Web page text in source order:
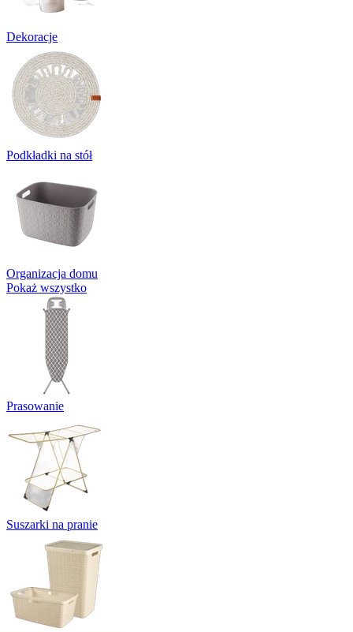
Dekoracje
Podkładki na stół
Organizacja domu
Pokaż wszystko
Prasowanie
Suszarki na pranie